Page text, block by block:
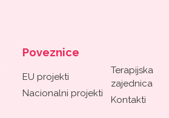
Poveznice
EU projekti
Nacionalni projekti
Terapijska
zajednica
Kontakti